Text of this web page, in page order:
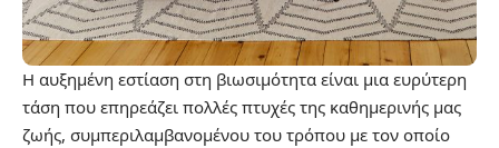
Η αυξημένη εστίαση στη βιωσιμότητα είναι μια ευρύτερη
τάση που επηρεάζει πολλές πτυχές της καθημερινής μας
ζωής, συμπεριλαμβανομένου του τρόπου με τον οποίο